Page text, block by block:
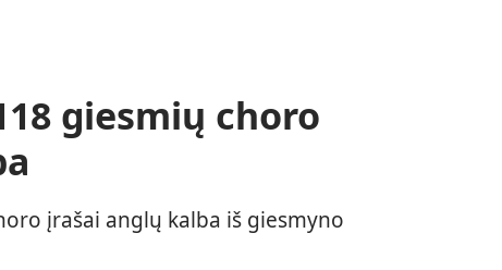
giesmių choro
įrašai anglų kalba iš giesmyno